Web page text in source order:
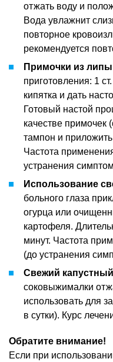
отжать воду и
Вода увлажнит
повторное
рекомендуется
Примочки из
приготовления: 1
кипятка и дать
Готовый настой
качестве примочек
тампон и
Частота
устранения
Использование
больного глаза
огурца или
картофеля.
минут. Частота
(до устранения
Свежий
соковыжималки
использовать для
в сутки). Курс
Обратите внимание!
Если при